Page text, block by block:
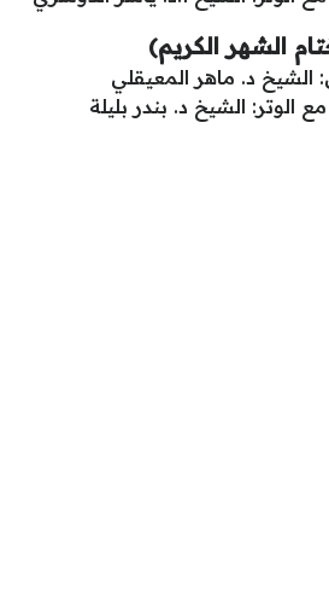
الشيخ د. ماهر المعيقلي
الوتر: الشيخ د. بندر بليلة